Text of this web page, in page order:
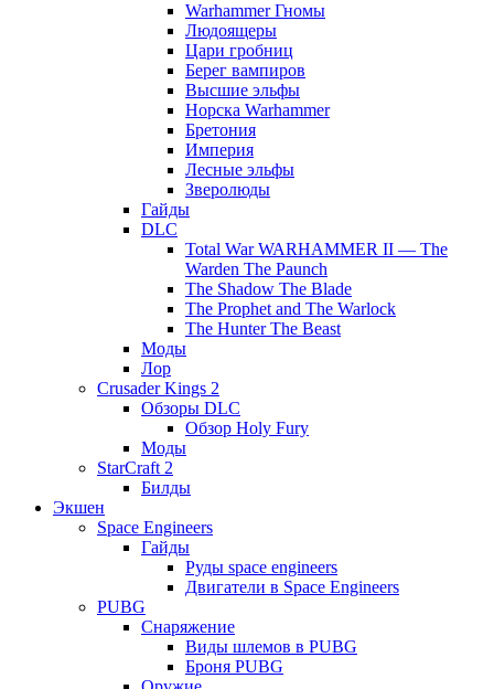
Warhammer Гномы
Людоящеры
Цари гробниц
Берег вампиров
Высшие эльфы
Норска Warhammer
Бретония
Империя
Лесные эльфы
Зверолюды
Гайды
DLC
Total War WARHAMMER II — The
Warden The Paunch
The Shadow The Blade
The Prophet and The Warlock
The Hunter The Beast
Моды
Лор
Crusader Kings 2
Обзоры DLC
Обзор Holy Fury
Моды
StarCraft 2
Билды
Экшен
Space Engineers
Гайды
Руды space engineers
Двигатели в Space Engineers
PUBG
Снаряжение
Виды шлемов в PUBG
Броня PUBG